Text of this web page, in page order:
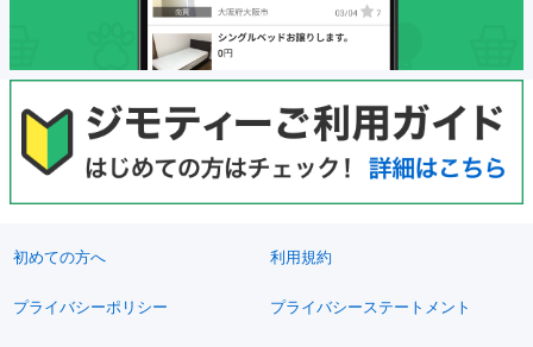
初めての方へ 利用規約
プライバシーポリシー プライバシーステートメント